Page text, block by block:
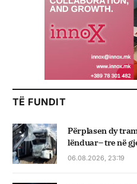
TË FUNDIT
Përplasen dy
lënduar– tre në
06.08.2026, 23:19